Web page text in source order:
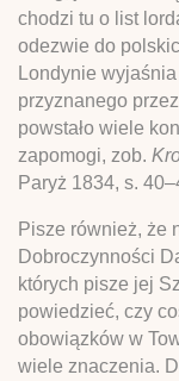
chodzi tu o list
odezwie do
Londynie
przyznanego
powstało wiele
zapomogi, zob.
Paryż 1834, s.
Pisze również, że
Dobroczynności
których pisze jej
powiedzieć, czy
obowiązków w
wiele znaczenia.